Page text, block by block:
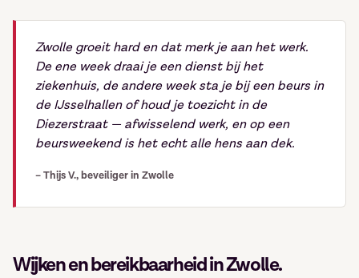
Zwolle groeit hard en dat merk je aan het werk.
De ene week draai je een dienst bij het
ziekenhuis, de andere week sta je bij een beurs in
de IJsselhallen of houd je toezicht in de
Diezerstraat — afwisselend werk, en op een
beursweekend is het echt alle hens aan dek.
– Thijs V., beveiliger in Zwolle
Wijken en bereikbaarheid in Zwolle.